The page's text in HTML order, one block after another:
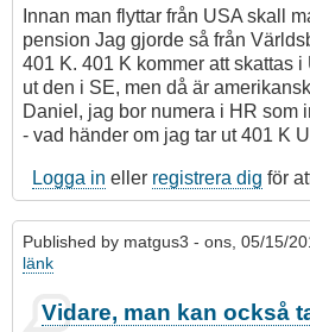
Innan man flyttar från USA skall
pension Jag gjorde så från
401 K. 401 K kommer att skattas
ut den i SE, men då är
Daniel, jag bor numera i HR som
- vad händer om jag tar ut 401 K
Logga in eller registrera dig för
Published by matgus3 - ons, 05/15/
länk
Vidare, man kan också